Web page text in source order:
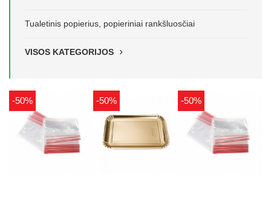
Tualetinis popierius, popieriniai rankšluosčiai
VISOS KATEGORIJOS
-50% -50% -50%